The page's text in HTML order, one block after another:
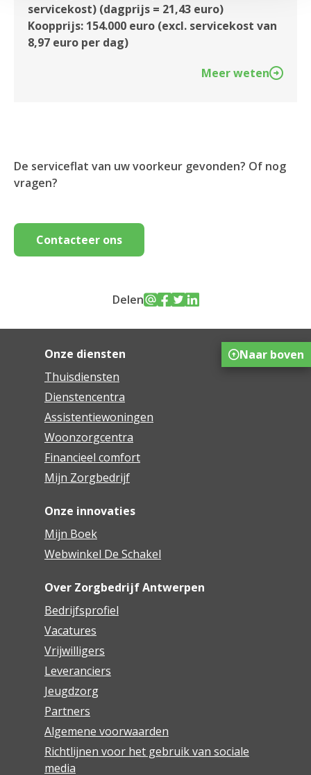
servicekost) (dagprijs = 21,43 euro)
Koopprijs: 154.000 euro (excl. servicekost van
8,97 euro per dag)
Meer weten
De serviceflat van uw voorkeur gevonden? Of nog
vragen?
Contacteer ons
Delen
Onze diensten
Thuisdiensten
Dienstencentra
Assistentiewoningen
Woonzorgcentra
Financieel comfort
Mijn Zorgbedrijf
Onze innovaties
Mijn Boek
Webwinkel De Schakel
Over Zorgbedrijf Antwerpen
Bedrijfsprofiel
Vacatures
Vrijwilligers
Leveranciers
Jeugdzorg
Partners
Algemene voorwaarden
Richtlijnen voor het gebruik van sociale
media
Naar boven